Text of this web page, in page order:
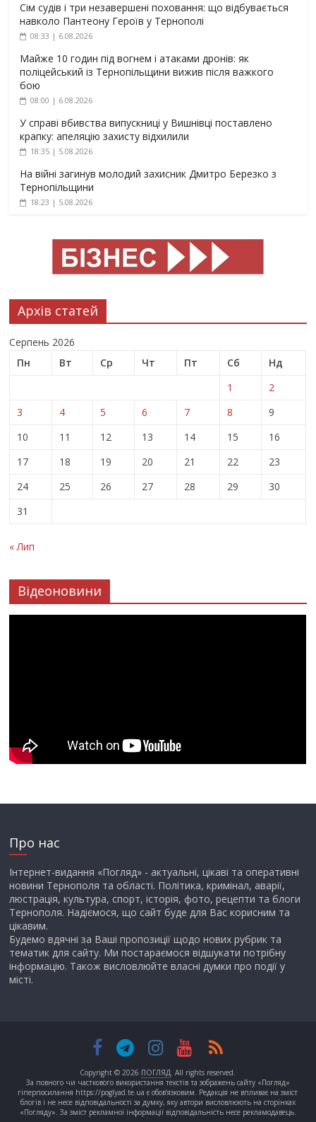
Сім судів і три незавершені поховання: що відбувається
навколо Пантеону Героїв у Тернополі
08:33 | 6.08.2026
Майже 10 годин під вогнем і атаками дронів: як
поліцейський із Тернопільщини вижив після важкого
бою
08:00 | 6.08.2026
У справі вбивства випускниці у Вишнівці поставлено
крапку: апеляцію захисту відхилили
18:35 | 5.08.2026
На війні загинув молодий захисник Дмитро Березко з
Тернопільщини
18:23 | 5.08.2026
Архів статей
Серпень 2026
Пн
Вт Ср Чт Пт Сб
Нд
1
2
3
4 5 6 7 8
9
10
11 12 13 14 15
16
17
18 19 20 21 22
23
24
25 26 27 28 29
30
31
« Лип
Відеоновини
Про нас
Інтернет-видання «Погляд» - актуальні, цікаві та оперативні
новини Тернополя та області. Політика, кримінал, аварії,
люстрація, культура, спорт, історія, фото, рецепти та блоги
Тернополя. Надіємося, що сайт буде для Вас корисним та
цікавим.
Будемо вдячні за Ваші пропозиції щодо нових рубрик та
тематик для сайту. Ми постараємося відшукати потрібну
інформацію. Також висловлюйте власні думки про події у
місті.
Copyright © 2026 ПОГЛЯД . All rights reserved.
За повного чи часткового використання текстів та зображень сайту «Погляд»
гіперпосилання https://poglyad.te.ua є обов’язковим. Редакція не впливає на зміст
блогів і не несе відповідальності за думку, яку автори висловлюють на сторінках
«Погляду». За зміст рекламної інформації відповідальність несе рекламодавець.